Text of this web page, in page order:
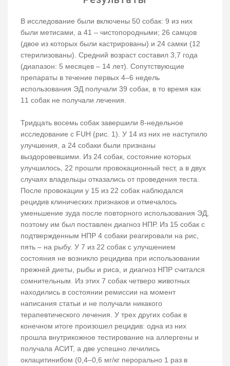
В исследование были включены 50 собак: 9 из них
были метисами, а 41 – чистопородными; 26 самцов
(двое из которых были кастрированы) и 24 самки (12
стерилизованы). Средний возраст составил 3,7 года
(диапазон: 5 месяцев – 14 лет). Сопутствующие
препараты в течение первых 4–6 недель
использования ЭД получали 39 собак, в то время как
11 собак не получали лечения.
Тридцать восемь собак завершили 8-недельное
исследование с FUH (рис. 1). У 14 из них не наступило
улучшения, а 24 собаки были признаны
выздоровевшими. Из 24 собак, состояние которых
улучшилось, 22 прошли провокационный тест, а в двух
случаях владельцы отказались от проведения теста.
После провокации у 15 из 22 собак наблюдался
рецидив клинических признаков и отмечалось
уменьшение зуда после повторного использования ЭД,
поэтому им был поставлен диагноз НПР. Из 15 собак с
подтвержденным НПР 4 собаки реагировали на рис,
пять – на рыбу. У 7 из 22 собак с улучшением
состояния не возникло рецидива при использовании
прежней диеты, рыбы и риса, и диагноз НПР считался
сомнительным. Из этих 7 собак четверо животных
находились в состоянии ремиссии на момент
написания статьи и не получали никакого
терапевтического лечения. У трех других собак в
конечном итоге произошел рецидив: одна из них
прошла внутрикожное тестирование на аллергены и
получала АСИТ, а две успешно лечились
оклацитинибом (0,4–0,6 мг/кг перорально 1 раз в